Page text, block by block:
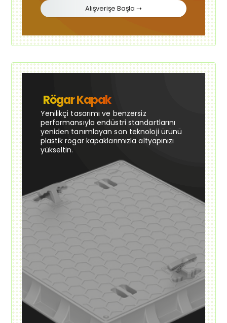
Alışverişe Başla ➝
Rögar Kapak
Yenilikçi tasarımı ve benzersiz
performansıyla endüstri standartlarını
yeniden tanımlayan son teknoloji ürünü
plastik rögar kapaklarımızla altyapınızı
yükseltin.